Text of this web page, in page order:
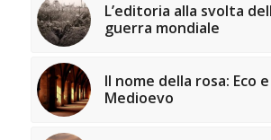
L’editoria alla svolta
guerra mondiale
Il nome della rosa: Eco
Medioevo